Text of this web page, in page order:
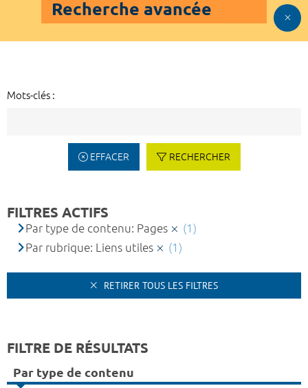
Recherche avancée
Mots-clés :
EFFACER RECHERCHER
FILTRES ACTIFS
Par type de contenu: Pages
(1)
Par rubrique: Liens utiles
(1)
RETIRER TOUS LES FILTRES
FILTRE DE RÉSULTATS
Par type de contenu